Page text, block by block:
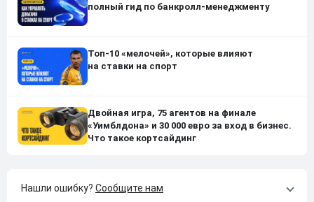
полный гид по банкролл-менеджменту
Топ-10 «мелочей», которые влияют
на ставки на спорт
Двойная игра, 75 агентов на финале
«Уимблдона» и 30 000 евро за вход в бизнес.
Что такое кортсайдинг
Нашли ошибку? Сообщите нам